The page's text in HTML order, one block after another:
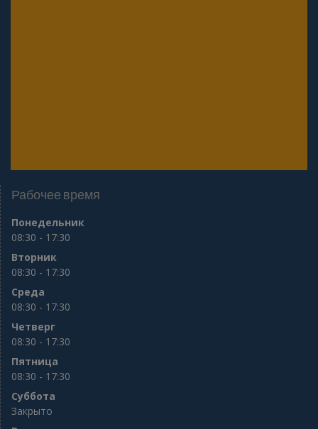
Рабочее время
Понедельник
08:30 - 17:30
Вторник
08:30 - 17:30
Среда
08:30 - 17:30
Четверг
08:30 - 17:30
Пятница
08:30 - 17:30
Суббота
Закрыто